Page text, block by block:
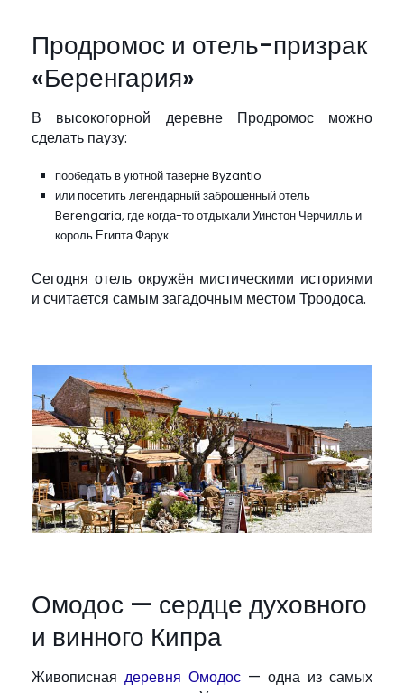
Продромос и отель-призрак
«Беренгария»
В высокогорной деревне Продромос можно
сделать паузу:
пообедать в уютной таверне Byzantio
или посетить легендарный заброшенный отель
Berengaria, где когда-то отдыхали Уинстон Черчилль и
король Египта Фарук
Сегодня отель окружён мистическими историями
и считается самым загадочным местом Троодоса.
Омодос — сердце духовного
и винного Кипра
Живописная деревня Омодос — одна из самых